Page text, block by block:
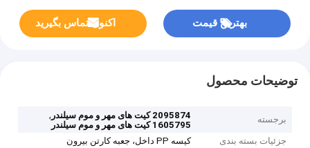
بهترین قیمت اکنون تماس بگیرید
توضیحات محصول
برجسته 2095874 کیت های مهر و موم سیلندر
,
1605795 کیت های مهر و موم سیلندر
جزئیات بسته بندی
کیسه PP داخل، جعبه کارتن بیرون